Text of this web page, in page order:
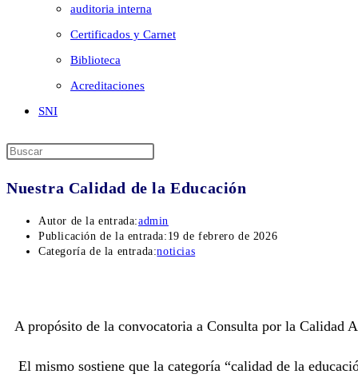
auditoria interna
Certificados y Carnet
Biblioteca
Acreditaciones
SNI
Nuestra Calidad de la Educación
Autor de la entrada:admin
Publicación de la entrada: 19 de febrero de 2026
Categoría de la entrada:noticias
A propósito de la convocatoria a Consulta por la Calidad
El mismo sostiene que la categoría “calidad de la